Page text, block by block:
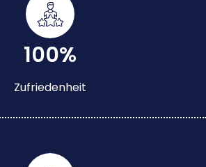
100%
Zufriedenheit